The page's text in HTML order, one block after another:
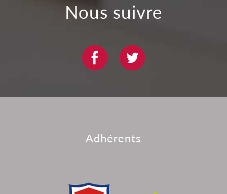
nous suivre
adhérents